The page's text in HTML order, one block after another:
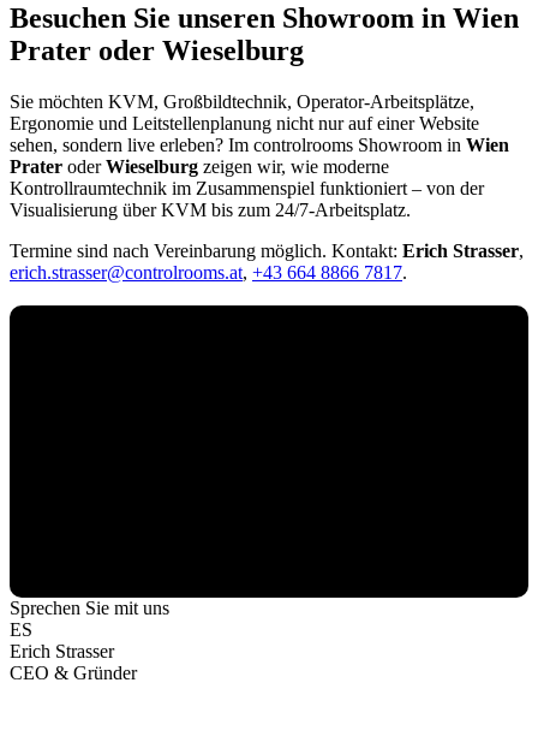
Besuchen Sie unseren Showroom in Wien
Prater oder Wieselburg
Sie möchten KVM, Großbildtechnik, Operator-Arbeitsplätze,
Ergonomie und Leitstellenplanung nicht nur auf einer Website
sehen, sondern live erleben? Im controlrooms Showroom in Wien
Prater oderWieselburg zeigen wir, wie moderne
Kontrollraumtechnik im Zusammenspiel funktioniert – von der
Visualisierung über KVM bis zum 24/7-Arbeitsplatz.
Termine sind nach Vereinbarung möglich. Kontakt: Erich Strasser,
erich.strasser@controlrooms.at, +43 664 8866 7817.
Sprechen Sie mit uns
ES
Erich Strasser
CEO & Gründer